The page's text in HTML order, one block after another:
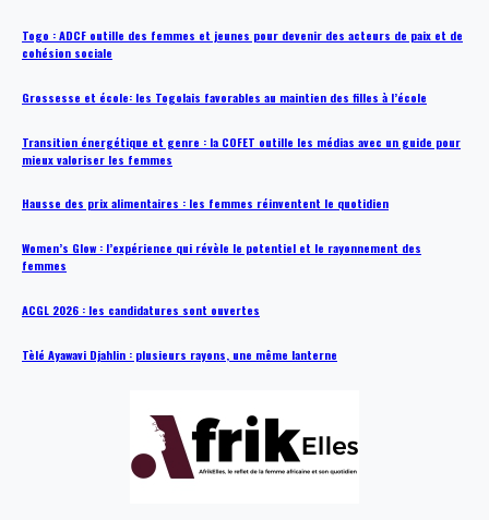
Togo : ADCF outille des femmes et jeunes pour devenir des acteurs de paix et de
cohésion sociale
Grossesse et école: les Togolais favorables au maintien des filles à l’école
Transition énergétique et genre : la COFET outille les médias avec un guide pour
mieux valoriser les femmes
Hausse des prix alimentaires : les femmes réinventent le quotidien
Women’s Glow : l’expérience qui révèle le potentiel et le rayonnement des
femmes
ACGL 2026 : les candidatures sont ouvertes
Tèlé Ayawavi Djahlin : plusieurs rayons, une même lanterne